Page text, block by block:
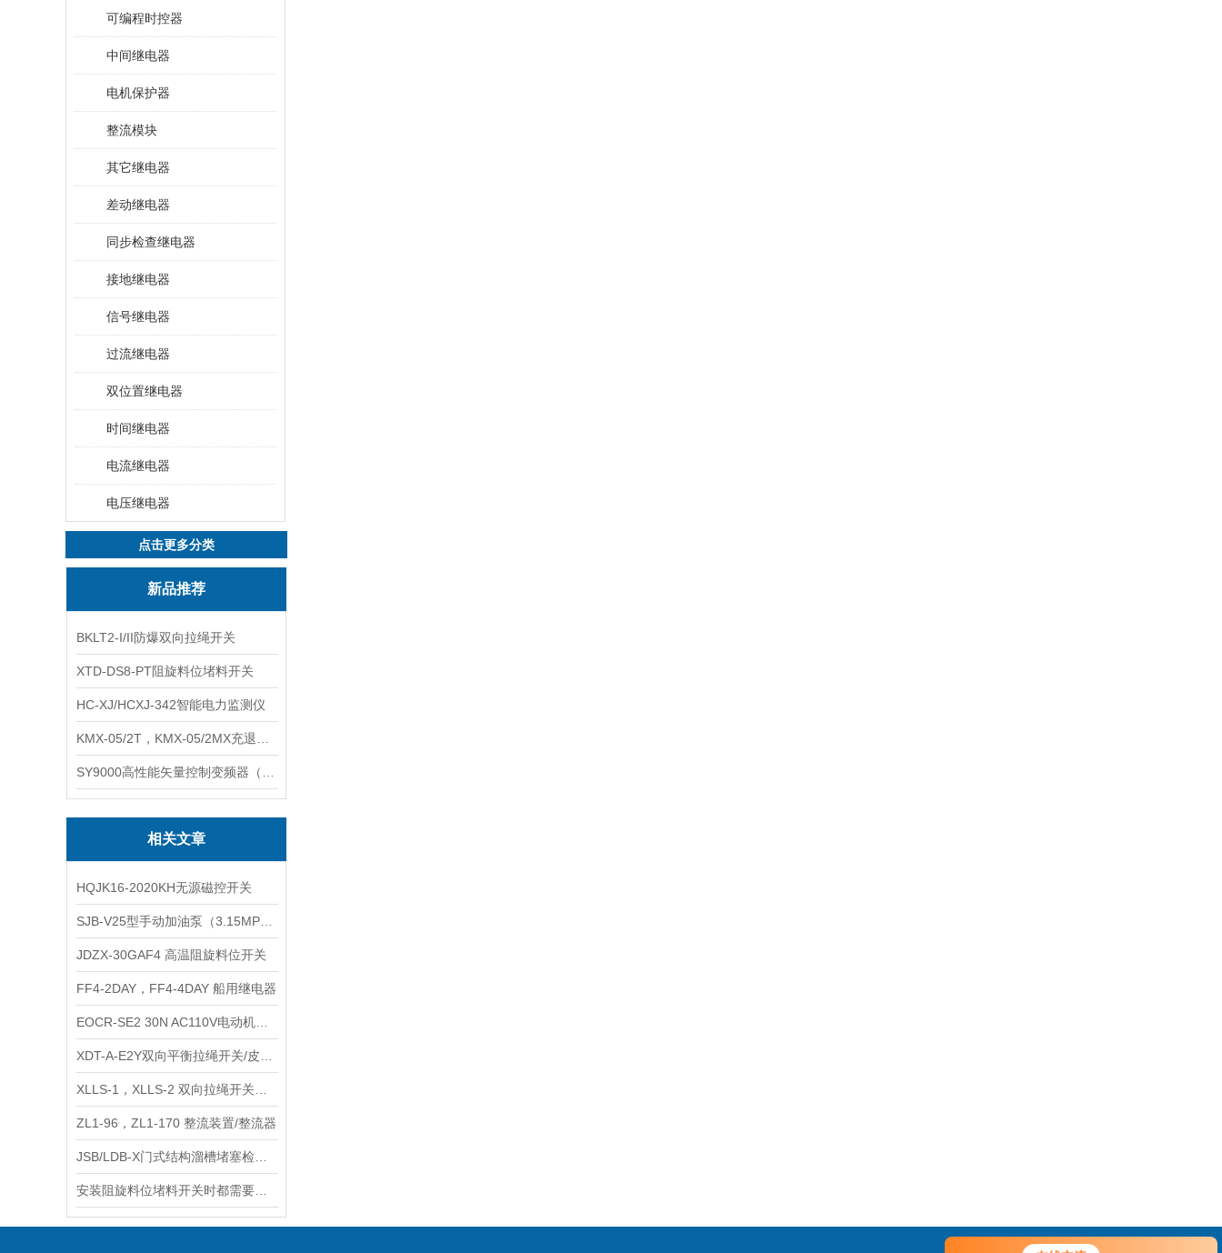
可编程时控器
中间继电器
电机保护器
整流模块
其它继电器
差动继电器
同步检查继电器
接地继电器
信号继电器
过流继电器
双位置继电器
时间继电器
电流继电器
电压继电器
点击更多分类
新品推荐
BKLT2-I/II防爆双向拉绳开关
XTD-DS8-PT阻旋料位堵料开关
HC-XJ/HCXJ-342智能电力监测仪
相关文章
HQJK16-2020KH无源磁控开关
JDZX-30GAF4 高温阻旋料位开关
FF4-2DAY，FF4-4DAY 船用继电器
ZL1-96，ZL1-170 整流装置/整流器